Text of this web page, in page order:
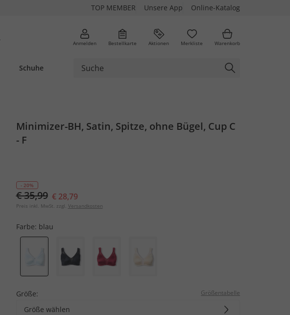
TOP MEMBER Unsere App Online-Katalog
Anmelden Bestellkarte Aktionen Merkliste Warenkorb
Schuhe
Minimizer-BH, Satin, Spitze, ohne Bügel, Cup C
- F
- 20%
€ 35,99 € 28,79
Preis inkl. MwSt. zzgl. Versandkosten
Farbe: blau
Größe: Größentabelle
Größe wählen